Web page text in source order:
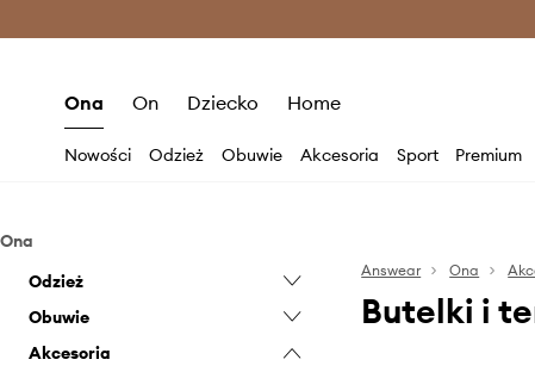
Ona On Dziecko Home
Nowości Odzież Obuwie Akcesoria Sport Premium
Ona
Odzież
Bielizna
Bielizna techniczna
Obuwie
Baleriny
Akcesoria
Answear Ona
Butelki i